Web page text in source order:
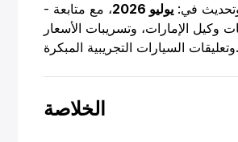
في: يوليو 2026
، مع متابعة
وكيل الإمارات، وتسريبات الأسعار
وتعليقات السيارات التجريبية المبكرة.
الخلاصة